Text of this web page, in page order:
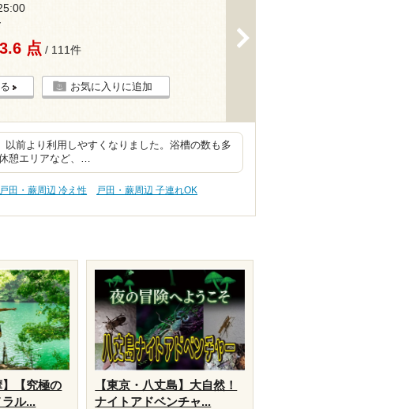
3.6 点 / 111件
お気に入りに追加
前より利用しやすくなりました。浴槽の数も多
憩エリアなど、…
戸田・蕨周辺 冷え性
戸田・蕨周辺 子連れOK
】【究極の
ル...
【東京・八丈島】大自然！
ナイトアドベンチャ...